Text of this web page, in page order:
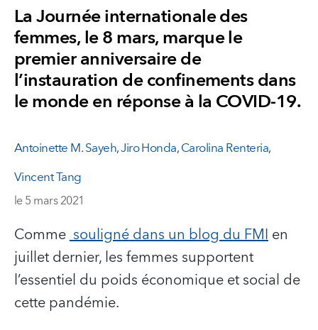
La Journée internationale des
femmes, le 8 mars, marque le
premier anniversaire de
l’instauration de confinements dans
le monde en réponse à la COVID-19.
Antoinette M. Sayeh,Jiro Honda,Carolina Renteria,
Vincent Tang
le 5 mars 2021
Commesouligné dans un blog du FMIen
juillet dernier, les femmes supportent
l’essentiel du poids économique et social de
cette pandémie.